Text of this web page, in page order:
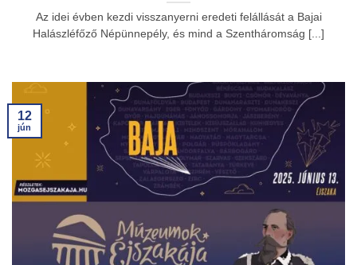
Az idei évben kezdi visszanyerni eredeti felállását a Bajai
Halászléfőző Népünnepély, és mind a Szentháromság [...]
12
jún